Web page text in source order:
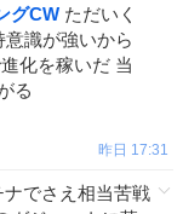
グCW ただいく
識が強いから
化を稼いだ 当
る
昨日 17:31
でさえ相当苦戦